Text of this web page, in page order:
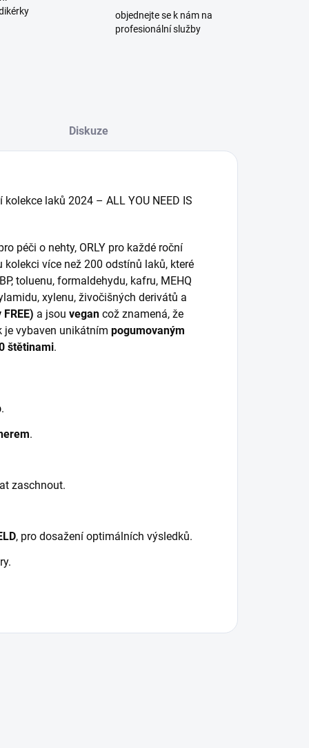
objednejte se k nám na
profesionální služby
Diskuze
laků 2024 – ALL YOU NEED IS
péči o nehty, ORLY pro každé roční
více než 200 odstínů laků, které
toluenu, formaldehydu, kafru, MEHQ
xylenu, živočišných derivátů a
a jsou vegan což znamená, že
je vybaven unikátním pogumovaným
štětinami.
.
.
zaschnout.
, pro dosažení optimálních výsledků.